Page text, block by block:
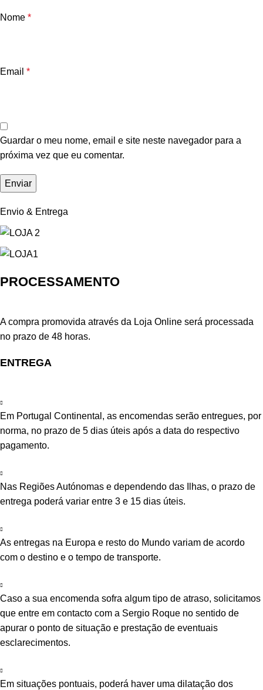
Nome *
Email *
Guardar o meu nome, email e site neste navegador para a
próxima vez que eu comentar.
Envio & Entrega
PROCESSAMENTO
A compra promovida através da Loja Online será processada
no prazo de 48 horas.
ENTREGA
Em Portugal Continental, as encomendas serão entregues, por
norma, no prazo de 5 dias úteis após a data do respectivo
pagamento.
Nas Regiões Autónomas e dependendo das Ilhas, o prazo de
entrega poderá variar entre 3 e 15 dias úteis.
As entregas na Europa e resto do Mundo variam de acordo
com o destino e o tempo de transporte.
Caso a sua encomenda sofra algum tipo de atraso, solicitamos
que entre em contacto com a Sergio Roque no sentido de
apurar o ponto de situação e prestação de eventuais
esclarecimentos.
Em situações pontuais, poderá haver uma dilatação dos